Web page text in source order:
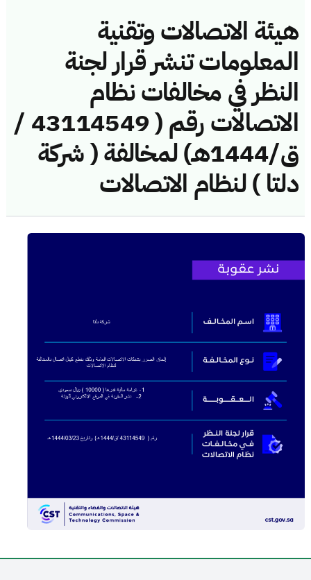
هيئة الاتصالات وتقنية
المعلومات تنشر قرار لجنة
النظر في مخالفات نظام
الاتصالات رقم ( 43114549 /
ق/1444هـ) لمخالفة ( شركة
دلتا ) لنظام الاتصالات